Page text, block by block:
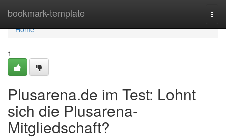
bookmark-template
Home
Home
1
Plusarena.de im Test: Lohnt
sich die Plusarena-
Mitgliedschaft?